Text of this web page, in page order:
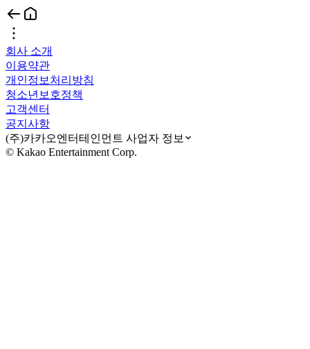
회사 소개
이용약관
개인정보처리방침
청소년보호정책
고객센터
공지사항
(주)카카오엔터테인먼트 사업자 정보
© Kakao Entertainment Corp.